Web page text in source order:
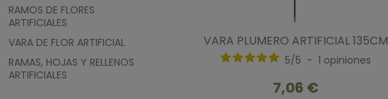
VARA PLUMERO ARTIFICIAL 135CM
5/5 - 1 opiniones
7,06 €
RAMOS DE FLORES
ARTIFICIALES
VARA DE FLOR ARTIFICIAL
RAMAS, HOJAS Y RELLENOS
ARTIFICIALES